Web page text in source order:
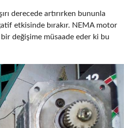
derecede artırırken bununla
etkisinde bırakır. NEMA motor
değişime müsaade eder ki bu